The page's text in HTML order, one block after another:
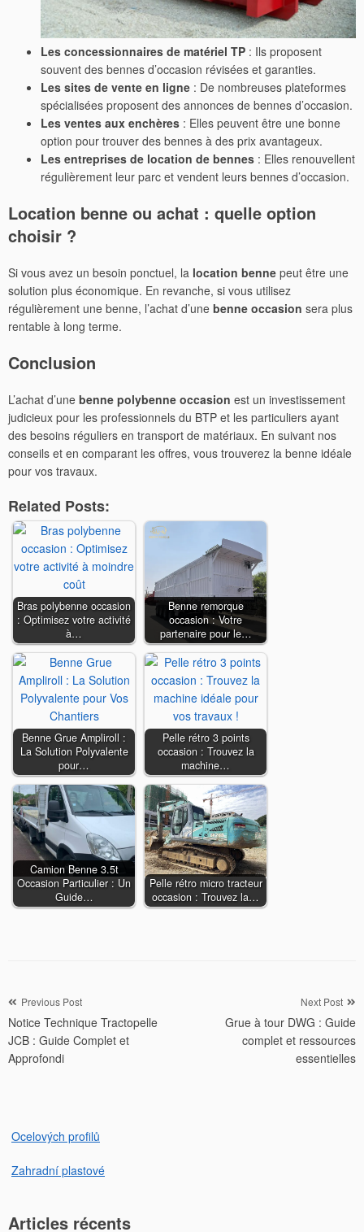
Les concessionnaires de matériel TP : Ils proposent
souvent des bennes d’occasion révisées et garanties.
Les sites de vente en ligne : De nombreuses plateformes
spécialisées proposent des annonces de bennes d’occasion.
Les ventes aux enchères : Elles peuvent être une bonne
option pour trouver des bennes à des prix avantageux.
Les entreprises de location de bennes : Elles renouvellent
régulièrement leur parc et vendent leurs bennes d’occasion.
Location benne ou achat : quelle option
choisir ?
Si vous avez un besoin ponctuel, la location benne peut être une
solution plus économique. En revanche, si vous utilisez
régulièrement une benne, l’achat d’une benne occasion sera plus
rentable à long terme.
Conclusion
L’achat d’une benne polybenne occasion est un investissement
judicieux pour les professionnels du BTP et les particuliers ayant
des besoins réguliers en transport de matériaux. En suivant nos
conseils et en comparant les offres, vous trouverez la benne idéale
pour vos travaux.
Related Posts:
Bras polybenne occasion
: Optimisez votre activité
à…
Benne remorque
occasion : Votre
partenaire pour le…
Benne Grue Ampliroll :
La Solution Polyvalente
pour…
Pelle rétro 3 points
occasion : Trouvez la
machine…
Camion Benne 3.5t
Occasion Particulier : Un
Guide…
Pelle rétro micro tracteur
occasion : Trouvez la…
Navigation
de
l’article
Previous Post
Notice Technique Tractopelle
JCB : Guide Complet et
Approfondi
Next Post
Grue à tour DWG : Guide
complet et ressources
essentielles
Ocelových profilů
Zahradní plastové
Articles récents